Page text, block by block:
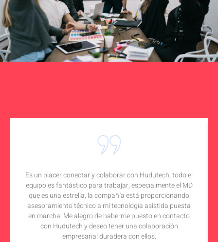
Es un placer conectar y colaborar con Hudutech, todo el
equipo es fantástico para trabajar, especialmente el MD
que es una estrella, la compañía está proporcionando
asesoramiento técnico a mi tecnología asistida puesta
en marcha. Me alegro de haberme puesto en contacto
con Hudutech y deseo tener una colaboración
empresarial duradera con ellos.